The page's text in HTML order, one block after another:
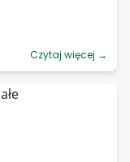
Czytaj więcej →